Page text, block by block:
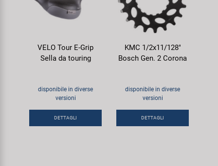
VELO Tour E-Grip
Sella da touring
disponibile in diverse
versioni
DETTAGLI
KMC 1/2x11/128"
Bosch Gen. 2 Corona
disponibile in diverse
versioni
DETTAGLI